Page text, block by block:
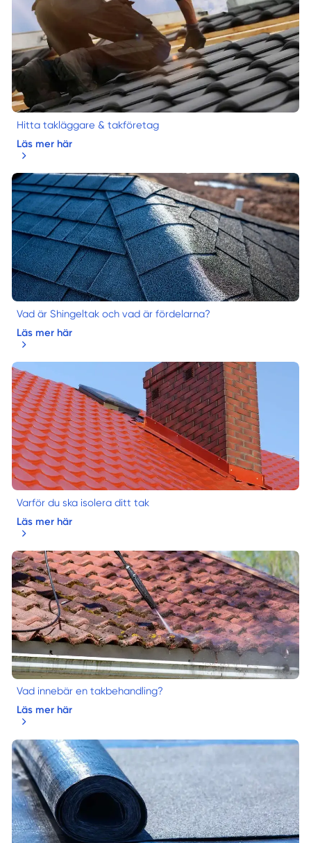
Hitta takläggare & takföretag
Läs mer här
Vad är Shingeltak och vad är fördelarna?
Läs mer här
Varför du ska isolera ditt tak
Läs mer här
Vad innebär en takbehandling?
Läs mer här